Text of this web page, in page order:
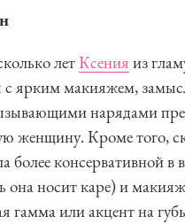
летКсения из
с ярким макияжем,
нарядами
женщину. Кроме того,
более консервативной в
она носит каре) и
гамма или акцент на